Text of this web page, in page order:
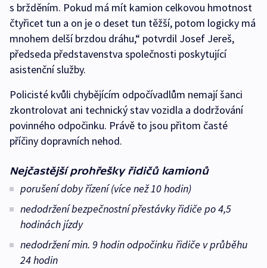
s bržděním. Pokud má mít kamion celkovou hmotnost
čtyřicet tun a on je o deset tun těžší, potom logicky má
mnohem delší brzdou dráhu,“ potvrdil Josef Jereš,
předseda představenstva společnosti poskytující
asistenční služby.
Policisté kvůli chybějícím odpočívadlům nemají šanci
zkontrolovat ani technický stav vozidla a dodržování
povinného odpočinku. Právě to jsou přitom časté
příčiny dopravních nehod.
Nejčastější prohřešky řidičů kamionů
porušení doby řízení (více než 10 hodin)
nedodržení bezpečnostní přestávky řidiče po 4,5
hodinách jízdy
nedodržení min. 9 hodin odpočinku řidiče v průběhu
24 hodin